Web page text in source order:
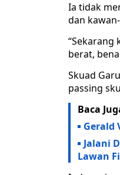
Ia tidak
dan
berat,
Skuad
passing
Baca
Gerald
Jalani
Lawan